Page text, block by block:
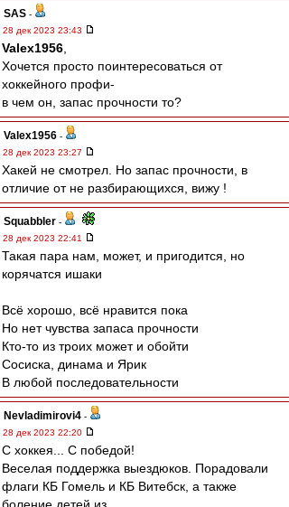
SAS -
28 дек 2023 23:43
Valex1956
Хочется просто поинтересоваться от
хоккейного профи-
в чем он, запас прочности то?
Valex1956 -
28 дек 2023 23:27
Хакей не смотрел. Но запас прочности, в
отличие от не разбирающихся, вижу !
Squabbler -
28 дек 2023 22:41
Такая пара нам, может, и пригодится, но
корячатся ишаки
Всё хорошо, всё нравится пока
Но нет чувства запаса прочности
Кто-то из троих может и обойти
Сосиска, динама и Ярик
В любой последовательности
Nevladimirovi4 -
28 дек 2023 22:20
С хоккея... С победой!
Веселая поддержка выездюков. Порадовали
флаги КБ Гомель и КБ Витебск, а также